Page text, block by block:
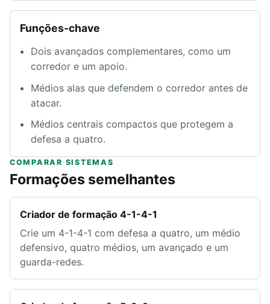
Funções-chave
Dois avançados complementares, como um
corredor e um apoio.
Médios alas que defendem o corredor antes de
atacar.
Médios centrais compactos que protegem a
defesa a quatro.
COMPARAR SISTEMAS
Formações semelhantes
Criador de formação 4-1-4-1
Crie um 4-1-4-1 com defesa a quatro, um médio
defensivo, quatro médios, um avançado e um
guarda-redes.